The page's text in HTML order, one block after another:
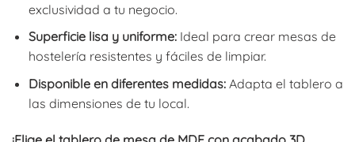
exclusividad a tu negocio.
Superficie lisa y uniforme:Ideal para crear mesas de
hostelería resistentes y fáciles de limpiar.
Disponible en diferentes medidas:Adapta el tablero a
las dimensiones de tu local.